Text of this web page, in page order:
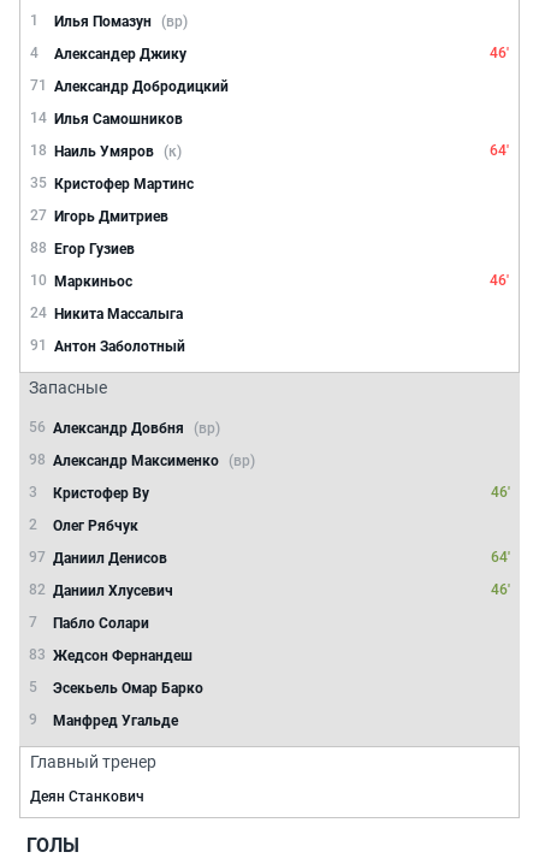
1 Илья Помазун (вр)
4
Александер Джику
46'
71
Александр Добродицкий
14 Илья Самошников
18 Наиль Умяров (к)
64'
35 Кристофер Мартинс
27 Игорь Дмитриев
88 Егор Гузиев
10 Маркиньос
46'
24 Никита Массалыга
91
Антон Заболотный
Запасные
56 Александр Довбня
(вр)
98 Александр Максименко
(вр)
3
Кристофер Ву
46'
2
Олег Рябчук
97 Даниил Денисов
64'
82 Даниил Хлусевич
46'
7
Пабло Солари
83 Жедсон Фернандеш
5
Эсекьель Омар Барко
9
Манфред Угальде
Главный тренер
Деян Станкович
ГОЛЫ